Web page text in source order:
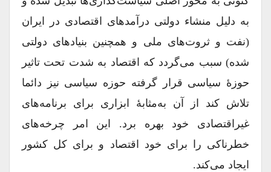
به دلیل منشاء دولتی درآمدهای اقتصادی در ایران
(نفت و ثروت‌های ملی و همچنین بنیادهای دولتی
شده) سبب می‌گردد که اقتصاد به شدت تحت تاثیر
حوزۀ سیاسی قرار گرفته حوزه سیاسی نیز دائما
تلاش کند از آن به‌مثابۀ ابزاری برای برنامه‌های
غیر‌اقتصادی خود بهره برد. این امر چرخه‌های
خطرناکی را برای خود اقتصاد و برای کل کشور
ایجاد می‌کند.